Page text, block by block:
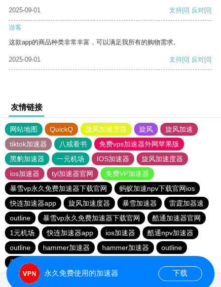
2025-09-01 支持[0] 反对[0]
游客
这款app的商品种类非常丰富，可以满足我所有的购物需求。
2025-09-01 支持[0] 反对[0]
友情链接
网站地图 QuickQ 旋风加速度器 旋风
旋风加速
tiktok加速器
八戒看书
免费vps加速器外网苹果版
黑豹加速器
一元机场 IOS加速器
旋风加速度器
ios加速器
tyl加速器官网
免费VP加速器
暴雪vp永久免费加速器下载官网
蚂蚁加速npv下载官网ios
快连加速器app
旋风加速度器 暴雪加速器
雷霆加器速
outline
暴雪vp永久免费加速器下载官网
酷通加速器官网
1元机场
快连加速器app ios加速器
酷通npv加速器
outline
hammer加速器 hammer加速器
outline
蓝鲸加速器
永久免费使用的加速器 下载